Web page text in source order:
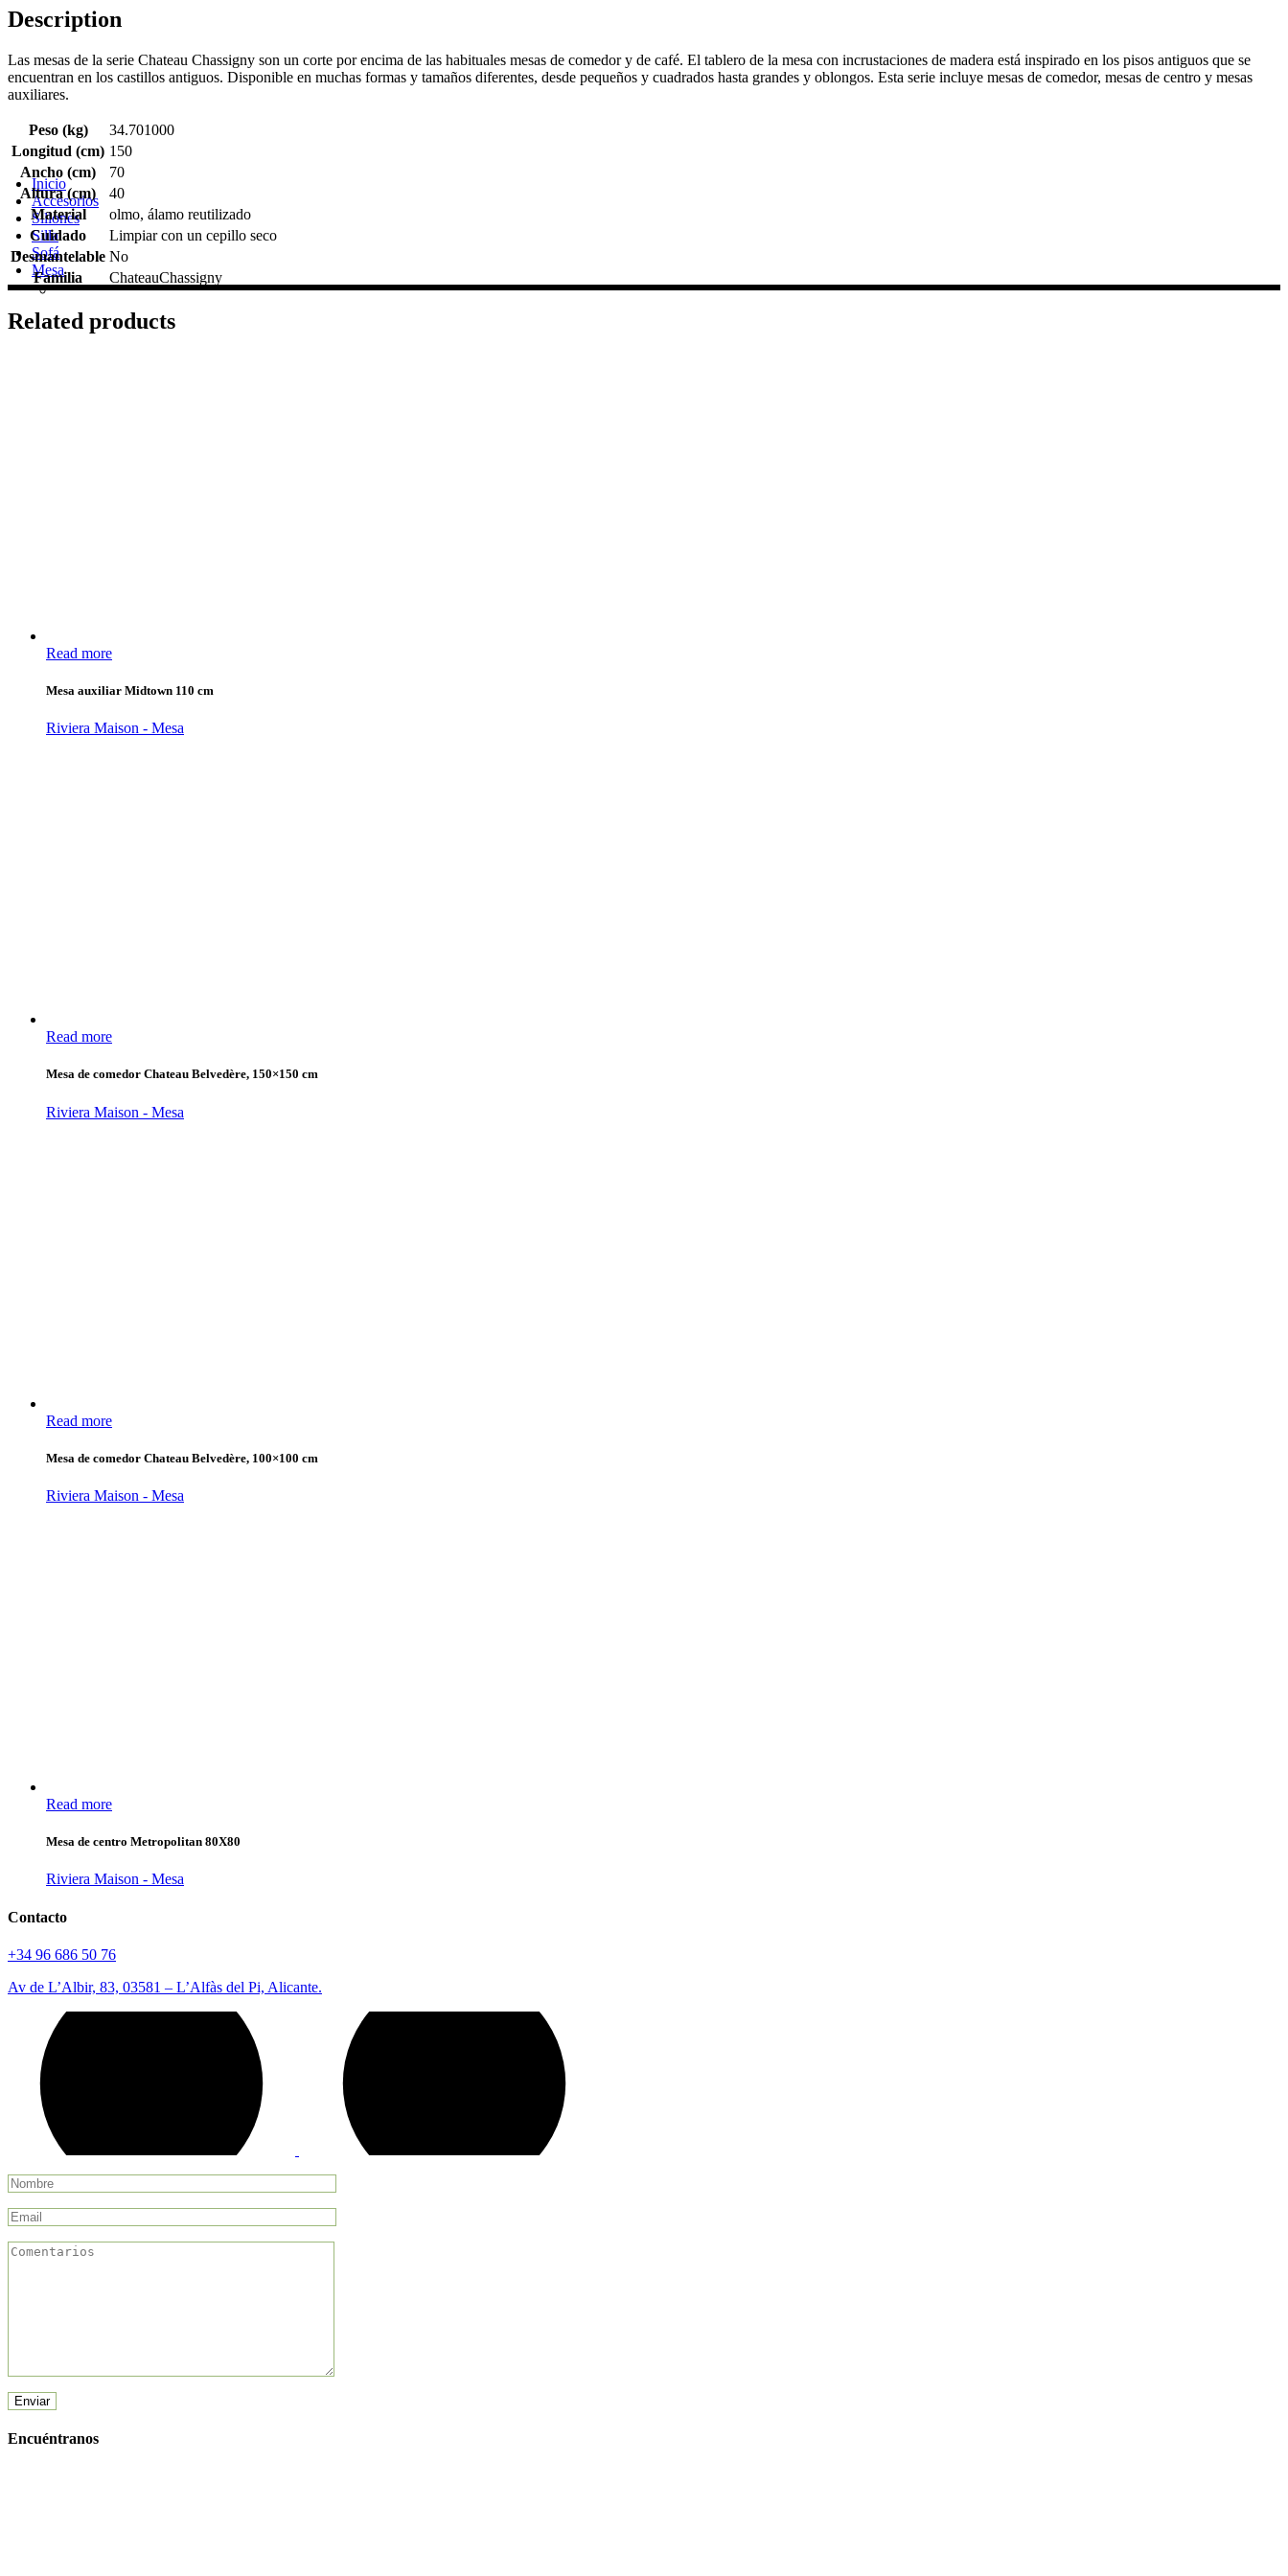
Inicio
Accesorios
Sillones
Silla
Sofá
Mesa
Description
Las mesas de la serie Chateau Chassigny son un corte por encima de las habituales mesas de comedor y de café. El tablero de la mesa con incrustaciones de madera está inspirado en los pisos antiguos que se
encuentran en los castillos antiguos. Disponible en muchas formas y tamaños diferentes, desde pequeños y cuadrados hasta grandes y oblongos. Esta serie incluye mesas de comedor, mesas de centro y mesas
auxiliares.
Peso (kg)
34.701000
Longitud (cm) 150
Ancho (cm)
70
Altura (cm)
40
Material
olmo, álamo reutilizado
Cuidado
Limpiar con un cepillo seco
Desmantelable No
Familia
ChateauChassigny
Related products
Read more
Mesa auxiliar Midtown 110 cm
Riviera Maison - Mesa
Read more
Mesa de comedor Chateau Belvedère, 150×150 cm
Riviera Maison - Mesa
Read more
Mesa de comedor Chateau Belvedère, 100×100 cm
Riviera Maison - Mesa
Read more
Mesa de centro Metropolitan 80X80
Riviera Maison - Mesa
Contacto
+34 96 686 50 76
Av de L’Albir, 83, 03581 – L’Alfàs del Pi, Alicante.
Enviar
Encuéntranos